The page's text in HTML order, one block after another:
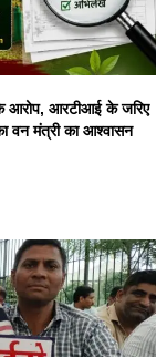
आरोप, आरटीआई के जरिए
वन मंत्री का आश्वासन